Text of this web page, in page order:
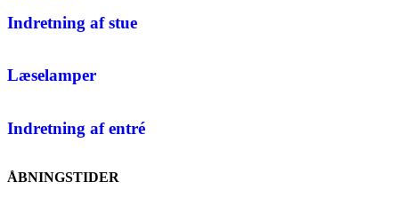
Indretning af stue
Læselamper
Indretning af entré
ÅBNINGSTIDER